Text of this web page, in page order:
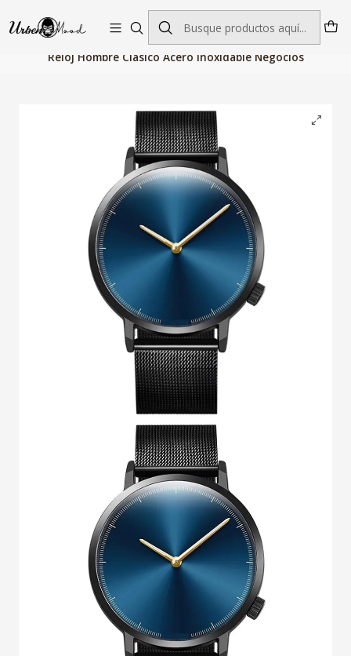
Envío GRATIS desde $60.000 | Entregas rápidas 1–5 días hábiles
Relojes Hombre Relojes Cuarzo
Reloj Hombre Clasico Acero Inoxidable Negocios